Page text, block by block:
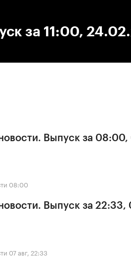
за 11:00,
Выпуск за
08:00
новости. Выпуск за
07 авг, 22:33